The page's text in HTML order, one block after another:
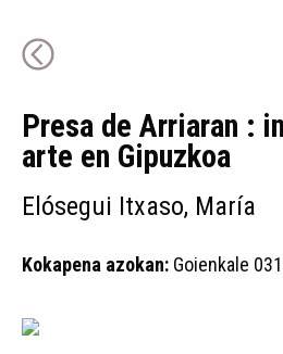
Presa de Arriaran :
arte en Gipuzkoa
Elósegui Itxaso, María
Kokapena azokan: Goienkale